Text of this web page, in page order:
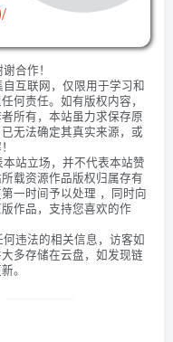
合作！
互联网，仅限用于学习和
何责任。如有版权内容，
所有，本站虽力求保存原
无法确定其真实来源，或
站立场，并不代表本站赞
载资源作品版权归属存有
一时间予以处理 ，同时向
作品，支持您喜欢的作
违法的相关信息，访客如
多存储在云盘，如发现链
。